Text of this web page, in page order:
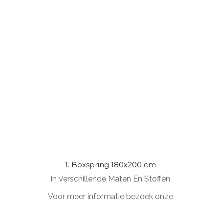
1. Boxspring 180x200 cm
In Verschillende Maten En Stoffen
Voor meer informatie bezoek onze